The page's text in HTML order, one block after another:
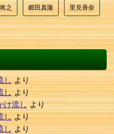
之 郷田真隆 里見香奈
しより
しより
け流しより
しより
しより